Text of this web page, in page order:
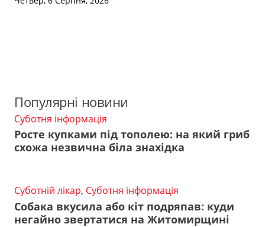
Популярні новини
Суботня інформація
Росте купками під тополею: на який гриб
схожа незвична біла знахідка
Суботній лікар, Суботня інформація
Собака вкусила або кіт подряпав: куди
негайно звертатися на Житомирщині